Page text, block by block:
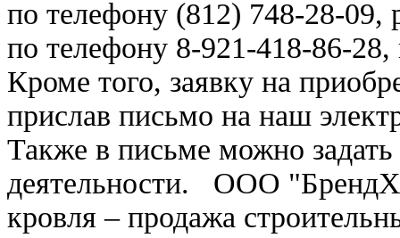
по телефону (812) 748-28-
по телефону 8-921-418-86-
Кроме того, заявку на
прислав письмо на наш
Также в письме можно
деятельности. ООО
кровля – продажа